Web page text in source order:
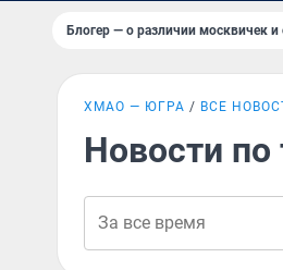
Блогер — о различии москвичек и
ХМАО — ЮГРА ВСЕ
Новости по